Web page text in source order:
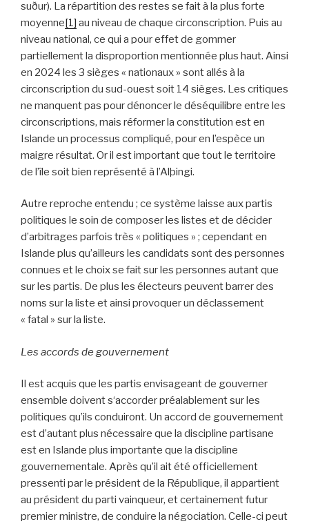
suður). La répartition des restes se fait à la plus forte
moyenne[1] au niveau de chaque circonscription. Puis au
niveau national, ce qui a pour effet de gommer
partiellement la disproportion mentionnée plus haut. Ainsi
en 2024 les 3 sièges « nationaux » sont allés à la
circonscription du sud-ouest soit 14 sièges. Les critiques
ne manquent pas pour dénoncer le déséquilibre entre les
circonscriptions, mais réformer la constitution est en
Islande un processus compliqué, pour en l’espèce un
maigre résultat. Or il est important que tout le territoire
de l’île soit bien représenté à l’Alþingi.
Autre reproche entendu ; ce système laisse aux partis
politiques le soin de composer les listes et de décider
d’arbitrages parfois très « politiques » ; cependant en
Islande plus qu’ailleurs les candidats sont des personnes
connues et le choix se fait sur les personnes autant que
sur les partis. De plus les électeurs peuvent barrer des
noms sur la liste et ainsi provoquer un déclassement
« fatal » sur la liste.
Les accords de gouvernement
Il est acquis que les partis envisageant de gouverner
ensemble doivent s‘accorder préalablement sur les
politiques qu’ils conduiront. Un accord de gouvernement
est d’autant plus nécessaire que la discipline partisane
est en Islande plus importante que la discipline
gouvernementale. Après qu’il ait été officiellement
pressenti par le président de la République, il appartient
au président du parti vainqueur, et certainement futur
premier ministre, de conduire la négociation. Celle-ci peut